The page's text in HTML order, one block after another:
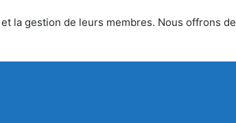
la gestion de leurs membres. Nous offrons